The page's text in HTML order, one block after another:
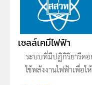
เซลล์เคมีไฟฟ้า
ระบบที่มีปฏิกิริยารีด
ใช้พลังงานไฟฟ้าเพื่อ